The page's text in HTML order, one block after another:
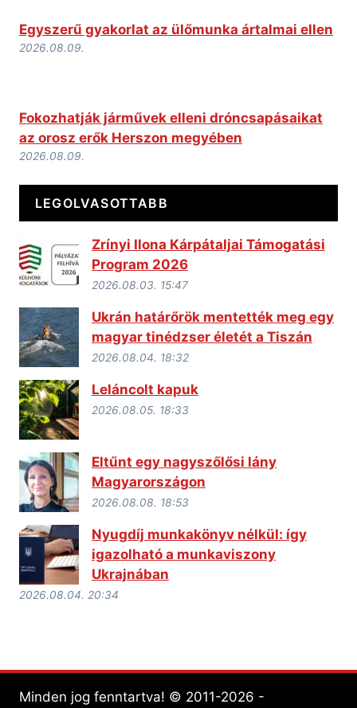
Egyszerű gyakorlat az ülőmunka ártalmai ellen
2026.08.09.
Fokozhatják járművek elleni dróncsapásaikat
az orosz erők Herszon megyében
2026.08.09.
LEGOLVASOTTABB
Zrínyi Ilona Kárpátaljai Támogatási
Program 2026
2026.08.03. 15:47
Ukrán határőrök mentették meg egy
magyar tinédzser életét a Tiszán
2026.08.04. 18:32
Leláncolt kapuk
2026.08.05. 18:33
Eltűnt egy nagyszőlősi lány
Magyarországon
2026.08.08. 18:53
Nyugdíj munkakönyv nélkül: így
igazolható a munkaviszony
Ukrajnában
2026.08.04. 20:34
Minden jog fenntartva! © 2011-2026 -